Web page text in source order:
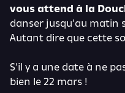
vous attend à la
danser jusqu’au matin
Autant dire que cette
S’il y a une date à ne
bien le 22 mars !